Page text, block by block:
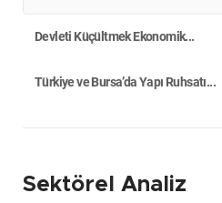
Devleti Küçültmek Ekonomik...
Türkiye ve Bursa’da Yapı Ruhsatı...
Sektörel Analiz